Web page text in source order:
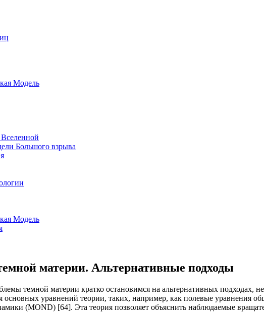
Модель
Большого взрыва
Модель
материи. Aльтернативные подходы
темной материи кратко остановимся на альтернативных подходах,
основных уравнений теории, таких, например, как полевые уравнения
(MOND) [64]. Эта теория позволяет объяснить наблюдаемые